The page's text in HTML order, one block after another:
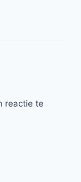
reactie te